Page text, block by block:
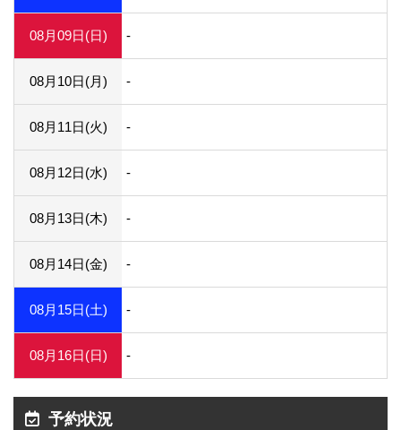
08月09日(日) -
08月10日(月) -
08月11日(火) -
08月12日(水) -
08月13日(木) -
08月14日(金) -
08月15日(土) -
08月16日(日) -
予約状況